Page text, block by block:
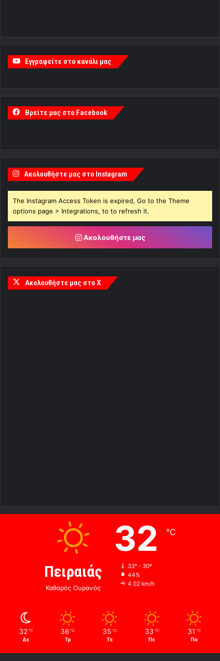
Εγγραφείτε στο κανάλι μας
Βρείτε μας στο Facebook
Ακολουθήστε μας στο Instagram
The Instagram Access Token is expired, Go to the Theme
options page > Integrations, to to refresh it.
Ακολουθήστε μας
Ακολουθήστε μας στο X
Πειραιάς
Καθαρός Ουρανός
32 ℃
33º - 30º
44%
4.02 km/h
32 ℃
Δε
36 ℃
Τρ
35 ℃
Τε
33 ℃
Πε
31 ℃
Πα